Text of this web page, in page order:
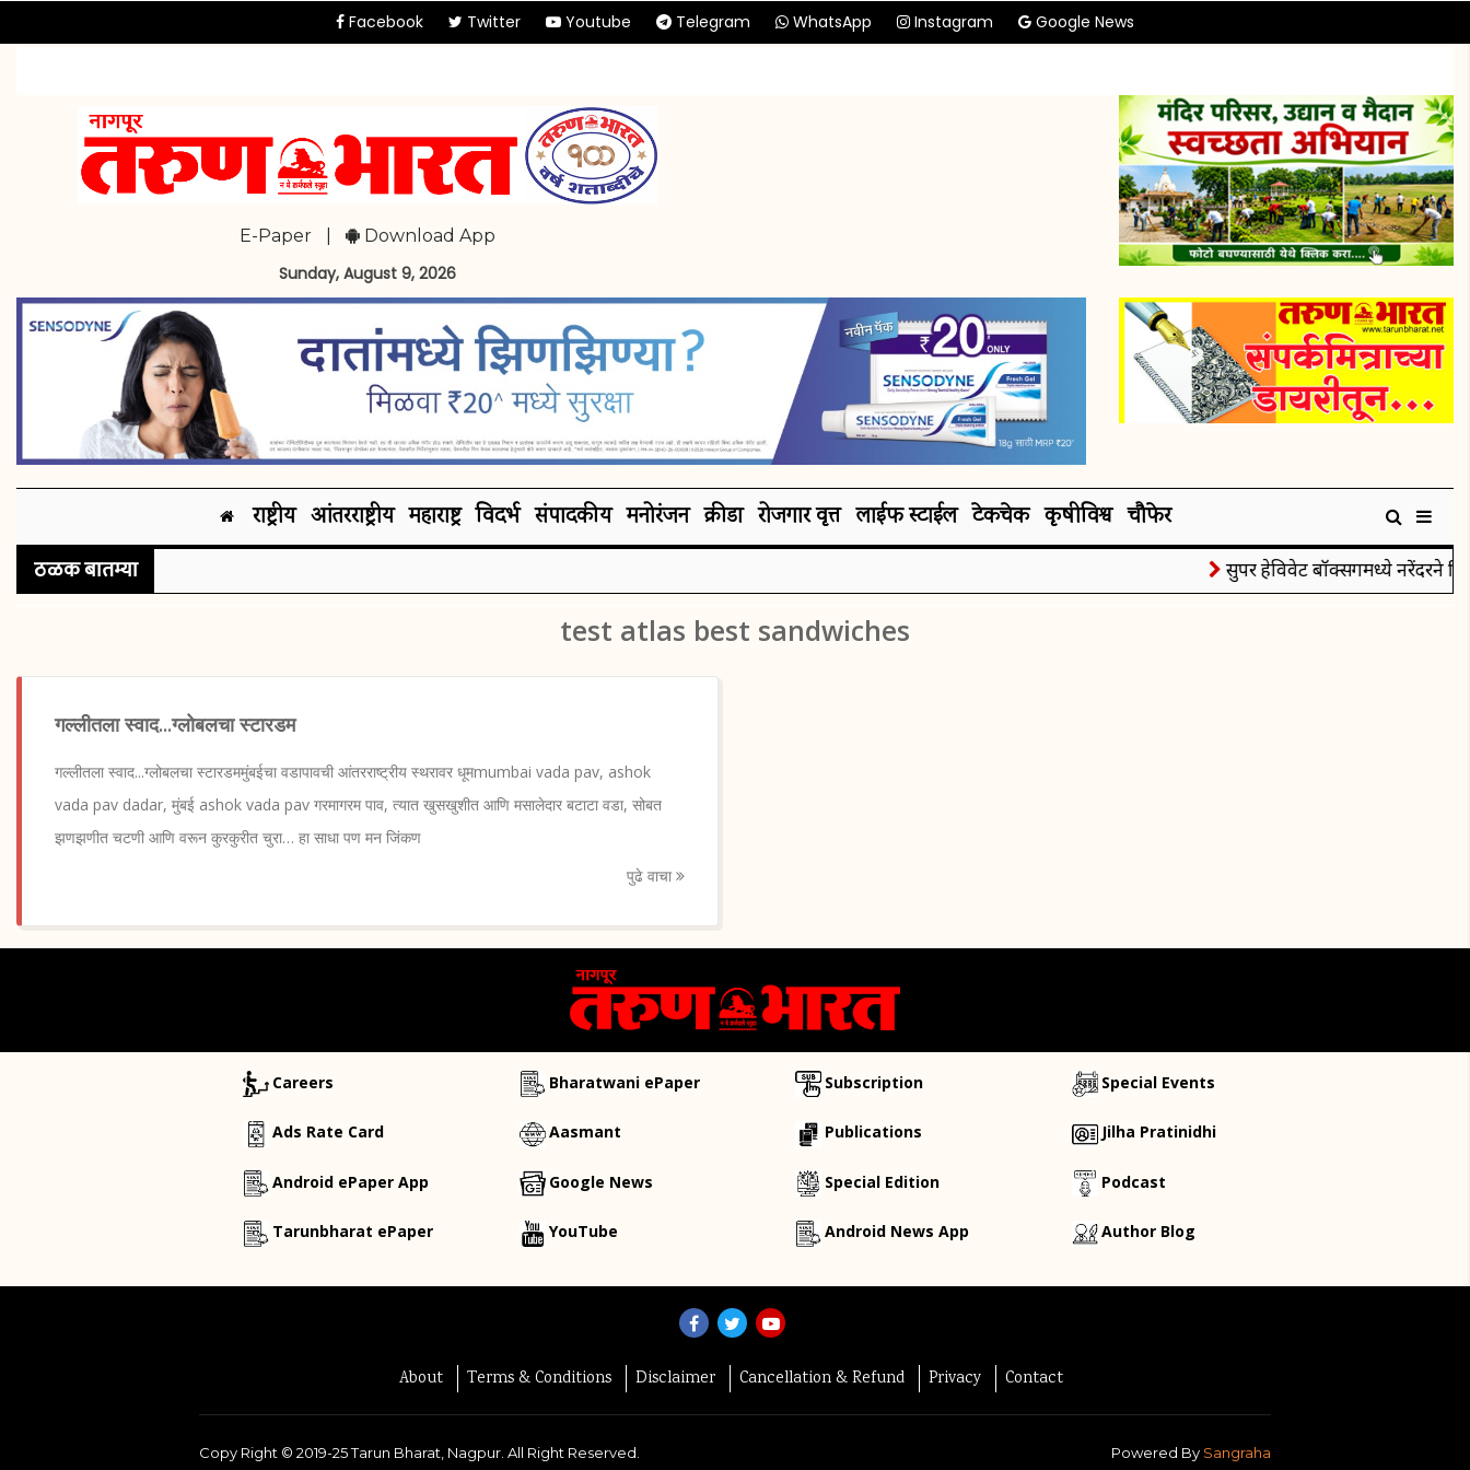
Facebook Twitter Youtube Telegram WhatsApp Instagram Google News
E-Paper Download App
Sunday, August 9, 2026
राष्ट्रीय आंतरराष्ट्रीय महाराष्ट्र विदर्भ संपादकीय मनोरंजन क्रीडा रोजगार वृत्त लाईफ स्टाईल टेकचेक कृषीविश्व चौफेर
ठळक बातम्या सुपर हेविवेट बॉक्सिंगमध्ये नरेंदरने
test atlas best sandwiches
गल्लीतला स्वाद...ग्लोबलचा स्टारडम
गल्लीतला स्वाद...ग्लोबलचा स्टारडममुंबईचा वडापावची आंतरराष्ट्रीय स्थरावर धूमmumbai vada pav, ashok
vada pav dadar, मुंबई ashok vada pav गरमागरम पाव, त्यात खुसखुशीत आणि मसालेदार बटाटा वडा, सोबत
झणझणीत चटणी आणि वरून कुरकुरीत चुरा… हा साधा पण मन जिंकण
पुढे वाचा
Careers
Ads Rate Card
Android ePaper App
Tarunbharat ePaper
Bharatwani ePaper
Aasmant
Google News
YouTube
Subscription
Publications
Special Edition
Android News App
Special Events
Jilha Pratinidhi
Podcast
Author Blog
About Terms & Conditions Disclaimer Cancellation & Refund Privacy Contact
Copy Right © 2019-25Tarun Bharat, Nagpur. All Right Reserved. Powered By Sangraha